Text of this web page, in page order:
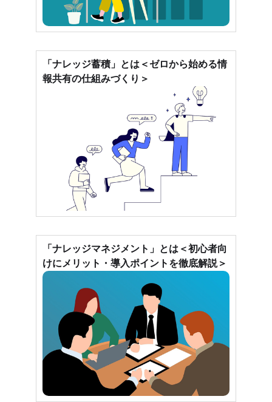
「ナレッジ蓄積」とは＜ゼロから始める情
報共有の仕組みづくり＞
「ナレッジマネジメント」とは＜初心者向
けにメリット・導入ポイントを徹底解説＞